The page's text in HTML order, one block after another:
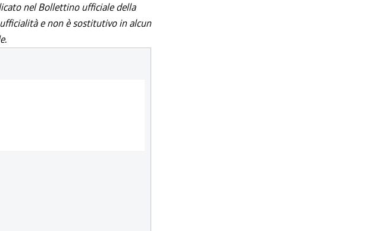
nel Bollettino ufficiale della
e non è sostitutivo in alcun